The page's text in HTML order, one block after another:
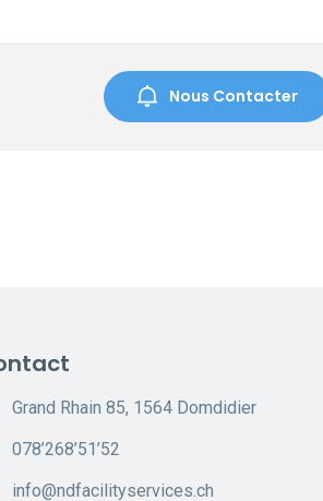
Nous Contacter
Grand Rhain 85, 1564 Domdidier
078’268’51’52
info@ndfacilityservices.ch